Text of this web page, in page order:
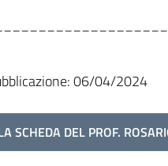
06/04/2024
SCHEDA DEL PROF.